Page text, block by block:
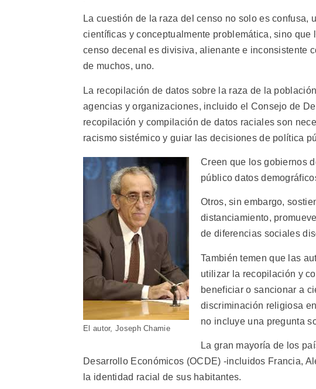
La cuestión de la raza del censo no solo es
científicas y conceptualmente problemática, sino
censo decenal es divisiva, alienante e inconsistente
de muchos, uno.
La recopilación de datos sobre la raza de la
agencias y organizaciones, incluido el Consejo de
recopilación y compilación de datos raciales son
racismo sistémico y guiar las decisiones de política
El autor, Joseph Chamie
Creen que los gobiernos
público datos
Otros, sin embargo,
distanciamiento,
de diferencias sociales
También temen que las
utilizar la recopilación y
beneficiar o sancionar a
discriminación religiosa
no incluye una pregunta
La gran mayoría de los
Desarrollo Económicos (OCDE) -incluidos Francia,
la identidad racial de sus habitantes.